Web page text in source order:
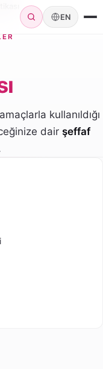
EN
kullanıldığı
dair şeffaf